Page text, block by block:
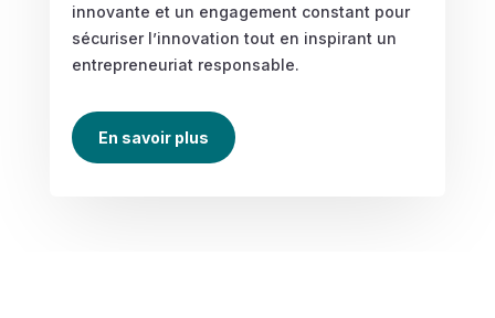
innovante et un engagement constant pour
sécuriser l’innovation tout en inspirant un
entrepreneuriat responsable.
En savoir plus